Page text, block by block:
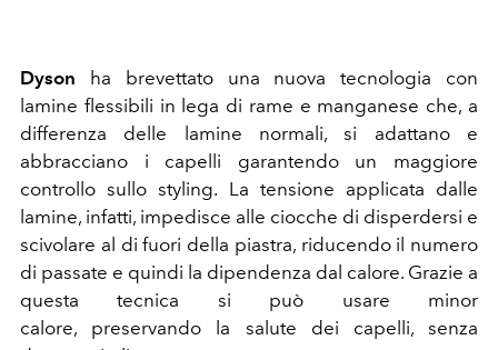
Dyson ha brevettato una nuova tecnologia con
lamine flessibili in lega di rame e manganese che, a
differenza delle lamine normali, si adattano e
abbracciano i capelli garantendo un maggiore
controllo sullo styling. La tensione applicata dalle
lamine, infatti, impedisce alle ciocche di disperdersi e
scivolare al di fuori della piastra, riducendo il numero
di passate e quindi la dipendenza dal calore. Grazie a
questa tecnica si può usare minor
calore, preservando la salute dei capelli, senza